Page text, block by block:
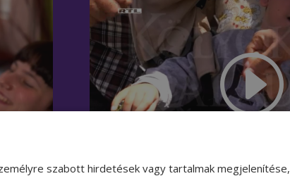
szabott hirdetések vagy tartalmak megjelenítése,